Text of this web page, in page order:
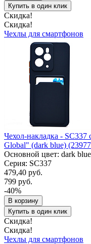
Купить в один клик
Скидка!
Скидка!
Чехлы для смартфонов
Чехол-накладка - SC337
Global" (dark blue)
Основной цвет: dark blue
Серия: SC337
479,40 руб.
799 руб.
-40%
В корзину
Купить в один клик
Скидка!
Скидка!
Чехлы для смартфонов